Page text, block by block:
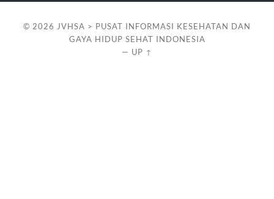
© 2026 JVHSA > PUSAT INFORMASI KESEHATAN DAN
GAYA HIDUP SEHAT INDONESIA
— UP ↑